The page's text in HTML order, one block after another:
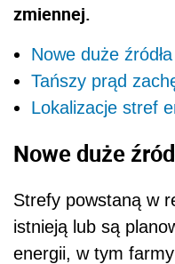
zmiennej.
Nowe duże
Tańszy prąd
Lokalizacje stref
Nowe duże
Strefy powstaną w
istnieją lub są
energii, w tym